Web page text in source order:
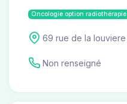
Oncologie option radiothérapie
69 rue de la louviere
Non renseigné